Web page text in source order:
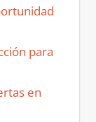
para
en